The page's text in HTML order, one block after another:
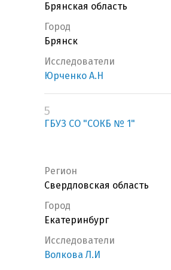
Брянская область
Город
Брянск
Исследователи
Юрченко А.Н
5
ГБУЗ СО "СОКБ № 1"
Регион
Свердловская область
Город
Екатеринбург
Исследователи
Волкова Л.И